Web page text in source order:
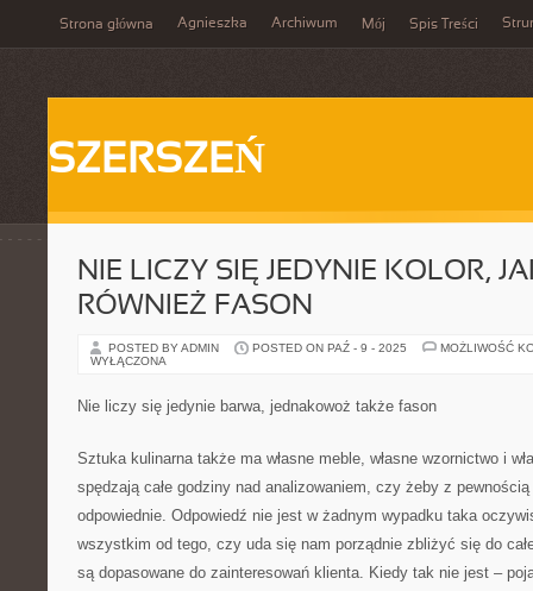
Strona główna Agnieszka Archiwum Mój Spis Treści
SZERSZEŃ
NIE LICZY SIĘ JEDYNIE KOLOR,
RÓWNIEŻ FASON
POSTED BY ADMIN POSTED ON PAŹ - 9 - 2025
MOŻLIWOŚĆ
WYŁĄCZONA
Nie liczy się jedynie barwa, jednakowoż także fason
Sztuka kulinarna także ma własne meble, własne wzornictwo i
spędzają całe godziny nad analizowaniem, czy żeby z
odpowiednie. Odpowiedź nie jest w żadnym wypadku taka
wszystkim od tego, czy uda się nam porządnie zbliżyć się do
są dopasowane do zainteresowań klienta. Kiedy tak nie jest –